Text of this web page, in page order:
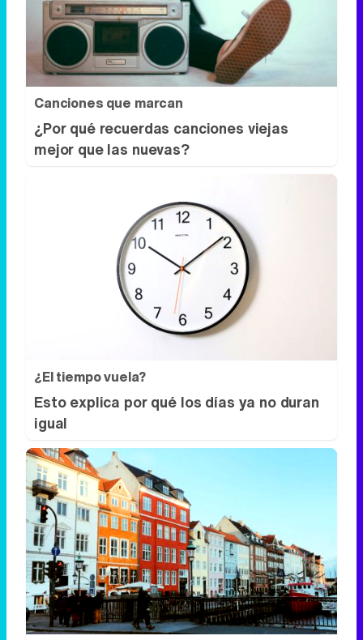
Canciones que marcan
¿Por qué recuerdas canciones viejas
mejor que las nuevas?
¿El tiempo vuela?
Esto explica por qué los días ya no duran
igual